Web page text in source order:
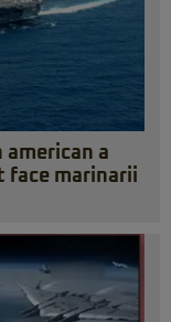
a
face marinarii